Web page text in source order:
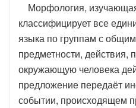
Морфология, изучающая
классифицирует все
языка по группам с
предметности, действия,
окружающую человека
предложение передаёт
событии, происходящем